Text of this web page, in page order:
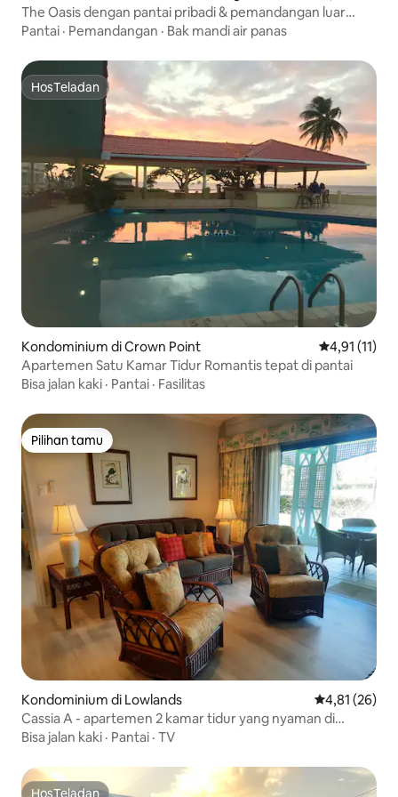
The Oasis dengan pantai pribadi & pemandangan luar
biasa #432211004
Pantai · Pemandangan · Bak mandi air panas
HosTeladan
HosTeladan
Kondominium di Crown Point Nilai rata-
4,91 (11)
Apartemen Satu Kamar Tidur Romantis tepat di pantai
Bisa jalan kaki · Pantai · Fasilitas
Pilihan tamu
Pilihan tamu
Kondominium di Lowlands Nilai rata-rata
4,81 (26)
Cassia A - apartemen 2 kamar tidur yang nyaman di
Tobago Plantations
Bisa jalan kaki · Pantai · TV
HosTeladan